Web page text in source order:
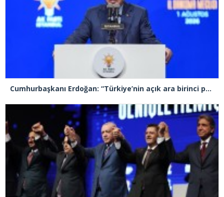
Cumhurbaşkanı Erdoğan: “Türkiye’nin açık ara birinci partisiyiz”